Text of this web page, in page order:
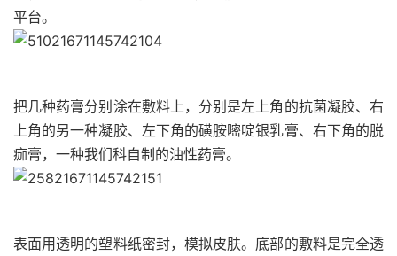
平台。
把几种药膏分别涂在敷料上，分别是左上角的抗菌凝胶、右
上角的另一种凝胶、左下角的磺胺嘧啶银乳膏、右下角的脱
痂膏，一种我们科自制的油性药膏。
表面用透明的塑料纸密封，模拟皮肤。底部的敷料是完全透